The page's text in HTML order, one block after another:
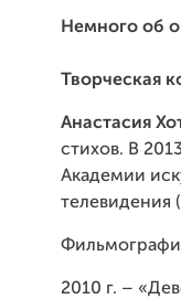
Немного об
Творческая
Анастасия
стихов. В
Академии
телевидения
2010 г. –